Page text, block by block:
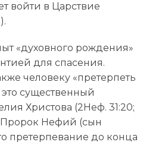
войти в Царствие
«духовного рождения»
для спасения.
человеку «претерпеть
существенный
Христова (2Неф. 31:20;
Пророк Нефий (сын
претерпевание до конца